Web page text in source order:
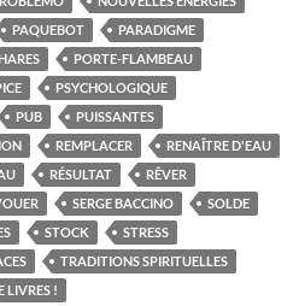
PAQUEBOT
PARADIGME
PORTE-FLAMBEAU
PSYCHOLOGIQUE
PUB
PUISSANTES
REMPLACER
RENAÎTRE D'EAU
RÉSULTAT
RÊVER
SERGE BACCINO
SOLDE
STOCK
STRESS
TRADITIONS SPIRITUELLES
LIVRES !